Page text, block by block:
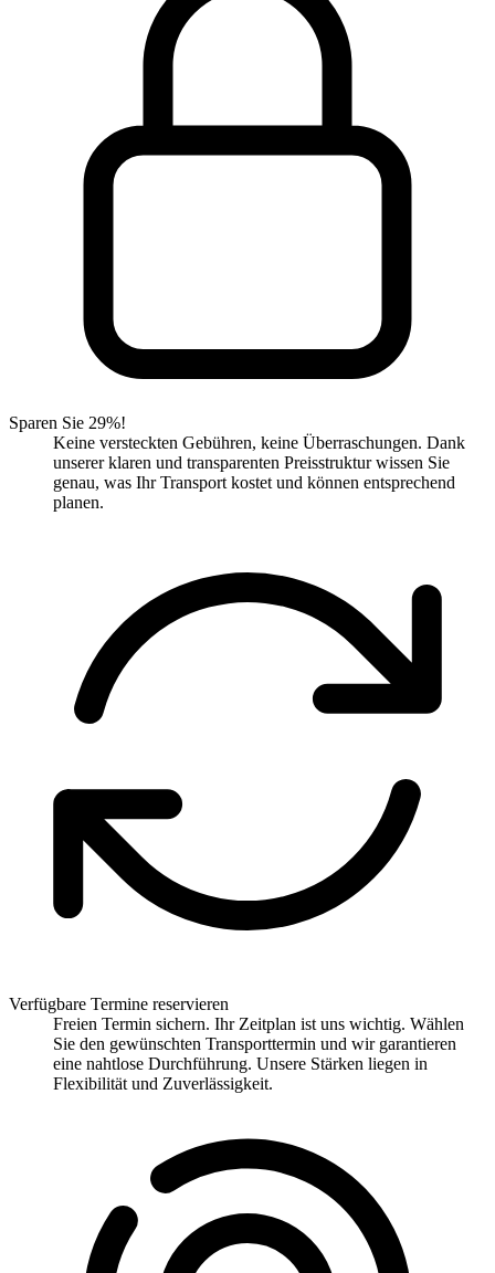
Sparen Sie 29%!
Keine versteckten Gebühren, keine Überraschungen. Dank
unserer klaren und transparenten Preisstruktur wissen Sie
genau, was Ihr Transport kostet und können entsprechend
planen.
Verfügbare Termine reservieren
Freien Termin sichern. Ihr Zeitplan ist uns wichtig. Wählen
Sie den gewünschten Transporttermin und wir garantieren
eine nahtlose Durchführung. Unsere Stärken liegen in
Flexibilität und Zuverlässigkeit.